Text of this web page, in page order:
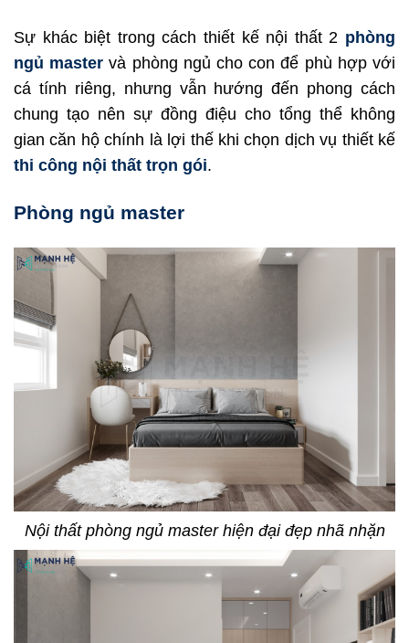
Sự khác biệt trong cách thiết kế nội thất 2 phòng
ngủ master và phòng ngủ cho con để phù hợp với
cá tính riêng, nhưng vẫn hướng đến phong cách
chung tạo nên sự đồng điệu cho tổng thể không
gian căn hộ chính là lợi thế khi chọn dịch vụ thiết kế
thi công nội thất trọn gói.
Phòng ngủ master
Nội thất phòng ngủ master hiện đại đẹp nhã nhặn